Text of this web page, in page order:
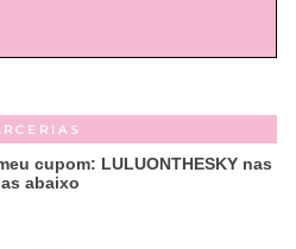
cupom: LULUONTHESKY nas
abaixo